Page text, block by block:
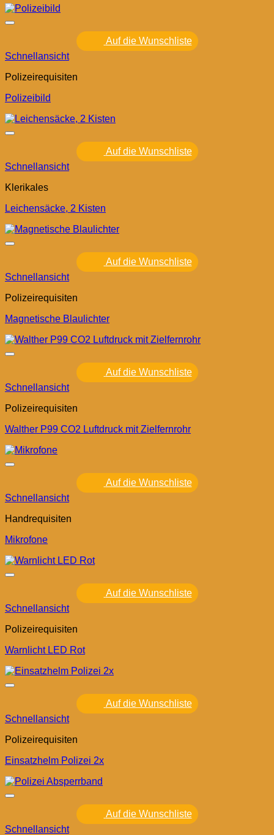
Auf die Wunschliste
Schnellansicht
Polizeirequisiten
Polizeibild
Auf die Wunschliste
Schnellansicht
Klerikales
Leichensäcke, 2 Kisten
Auf die Wunschliste
Schnellansicht
Polizeirequisiten
Magnetische Blaulichter
Auf die Wunschliste
Schnellansicht
Polizeirequisiten
Walther P99 CO2 Luftdruck mit Zielfernrohr
Auf die Wunschliste
Schnellansicht
Handrequisiten
Mikrofone
Auf die Wunschliste
Schnellansicht
Polizeirequisiten
Warnlicht LED Rot
Auf die Wunschliste
Schnellansicht
Polizeirequisiten
Einsatzhelm Polizei 2x
Auf die Wunschliste
Schnellansicht